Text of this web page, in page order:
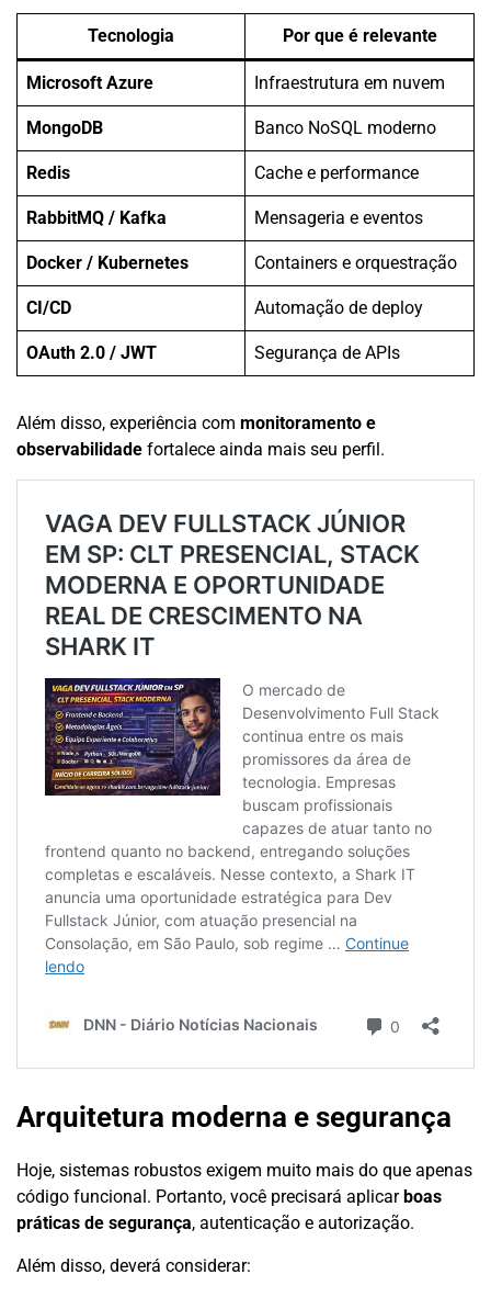
Tecnologia Por que é relevante
Microsoft Azure Infraestrutura em nuvem
MongoDB Banco NoSQL moderno
Redis Cache e performance
RabbitMQ / Kafka Mensageria e eventos
Docker / Kubernetes Containers e orquestração
CI/CD Automação de deploy
OAuth 2.0 / JWT Segurança de APIs
Além disso, experiência com monitoramento e
observabilidade fortalece ainda mais seu perfil.
Arquitetura moderna e segurança
Hoje, sistemas robustos exigem muito mais do que apenas
código funcional. Portanto, você precisará aplicar boas
práticas de segurança, autenticação e autorização.
Além disso, deverá considerar: